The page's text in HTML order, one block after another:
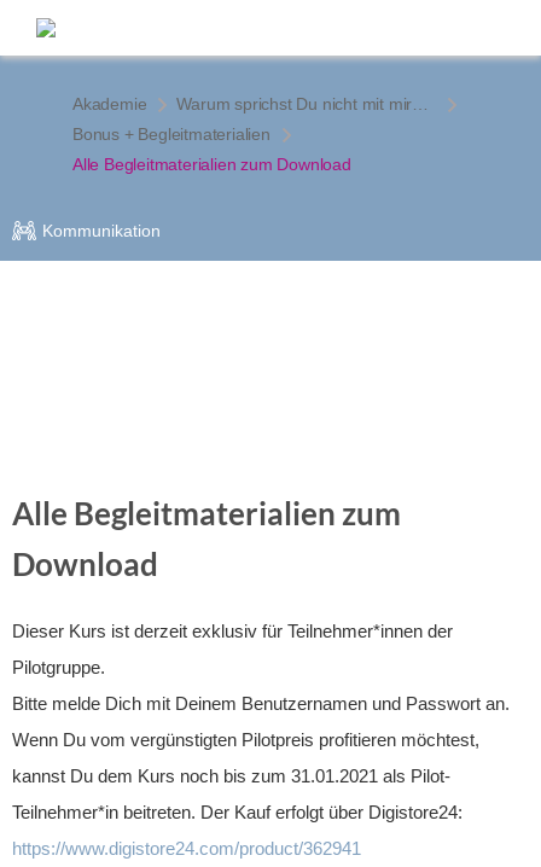
Akademie
Bonus + Begleitmaterialien
Alle Begleitmaterialien zum Download
Kommunikation
Alle Begleitmaterialien zum
Download
Dieser Kurs ist derzeit exklusiv für Teilnehmer*innen der
Pilotgruppe.
Bitte melde Dich mit Deinem Benutzernamen und Passwort an.
Wenn Du vom vergünstigten Pilotpreis profitieren möchtest,
kannst Du dem Kurs noch bis zum 31.01.2021 als Pilot-
Teilnehmer*in beitreten. Der Kauf erfolgt über Digistore24:
https://www.digistore24.com/product/362941